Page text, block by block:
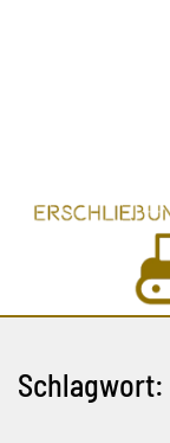
Schlagwort: